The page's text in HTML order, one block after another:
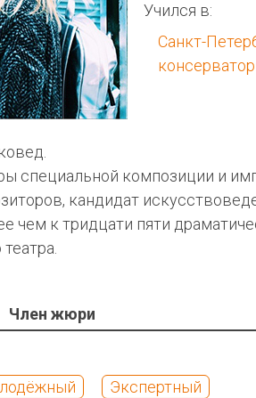
Учился в:
Санкт-
специальной композиции и
кандидат
чем к тридцати пяти
Член жюри
Экспертный